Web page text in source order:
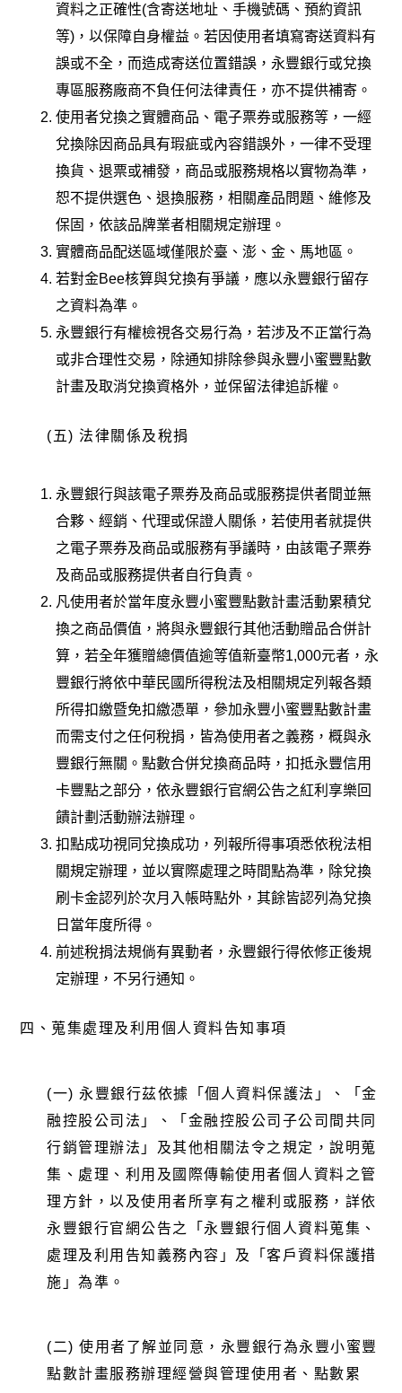
資料之正確性(含寄送地址、手機號碼、預約資訊
等)，以保障自身權益。若因使用者填寫寄送資料有
誤或不全，而造成寄送位置錯誤，永豐銀行或兌換
專區服務廠商不負任何法律責任，亦不提供補寄。
使用者兌換之實體商品、電子票券或服務等，一經
兌換除因商品具有瑕疵或內容錯誤外，一律不受理
換貨、退票或補發，商品或服務規格以實物為準，
恕不提供選色、退換服務，相關產品問題、維修及
保固，依該品牌業者相關規定辦理。
實體商品配送區域僅限於臺、澎、金、馬地區。
若對金Bee核算與兌換有爭議，應以永豐銀行留存
之資料為準。
永豐銀行有權檢視各交易行為，若涉及不正當行為
或非合理性交易，除通知排除參與永豐小蜜豐點數
計畫及取消兌換資格外，並保留法律追訴權。
(五) 法律關係及稅捐
永豐銀行與該電子票券及商品或服務提供者間並無
合夥、經銷、代理或保證人關係，若使用者就提供
之電子票券及商品或服務有爭議時，由該電子票券
及商品或服務提供者自行負責。
凡使用者於當年度永豐小蜜豐點數計畫活動累積兌
換之商品價值，將與永豐銀行其他活動贈品合併計
算，若全年獲贈總價值逾等值新臺幣1,000元者，永
豐銀行將依中華民國所得稅法及相關規定列報各類
所得扣繳暨免扣繳憑單，參加永豐小蜜豐點數計畫
而需支付之任何稅捐，皆為使用者之義務，概與永
豐銀行無關。點數合併兌換商品時，扣抵永豐信用
卡豐點之部分，依永豐銀行官網公告之紅利享樂回
饋計劃活動辦法辦理。
扣點成功視同兌換成功，列報所得事項悉依稅法相
關規定辦理，並以實際處理之時間點為準，除兌換
刷卡金認列於次月入帳時點外，其餘皆認列為兌換
日當年度所得。
前述稅捐法規倘有異動者，永豐銀行得依修正後規
定辦理，不另行通知。
四、蒐集處理及利用個人資料告知事項
(一) 永豐銀行茲依據「個人資料保護法」、「金
融控股公司法」、「金融控股公司子公司間共同
行銷管理辦法」及其他相關法令之規定，說明蒐
集、處理、利用及國際傳輸使用者個人資料之管
理方針，以及使用者所享有之權利或服務，詳依
永豐銀行官網公告之「永豐銀行個人資料蒐集、
處理及利用告知義務內容」及「客戶資料保護措
施」為準。
(二) 使用者了解並同意，永豐銀行為永豐小蜜豐
點數計畫服務辦理經營與管理使用者、點數累